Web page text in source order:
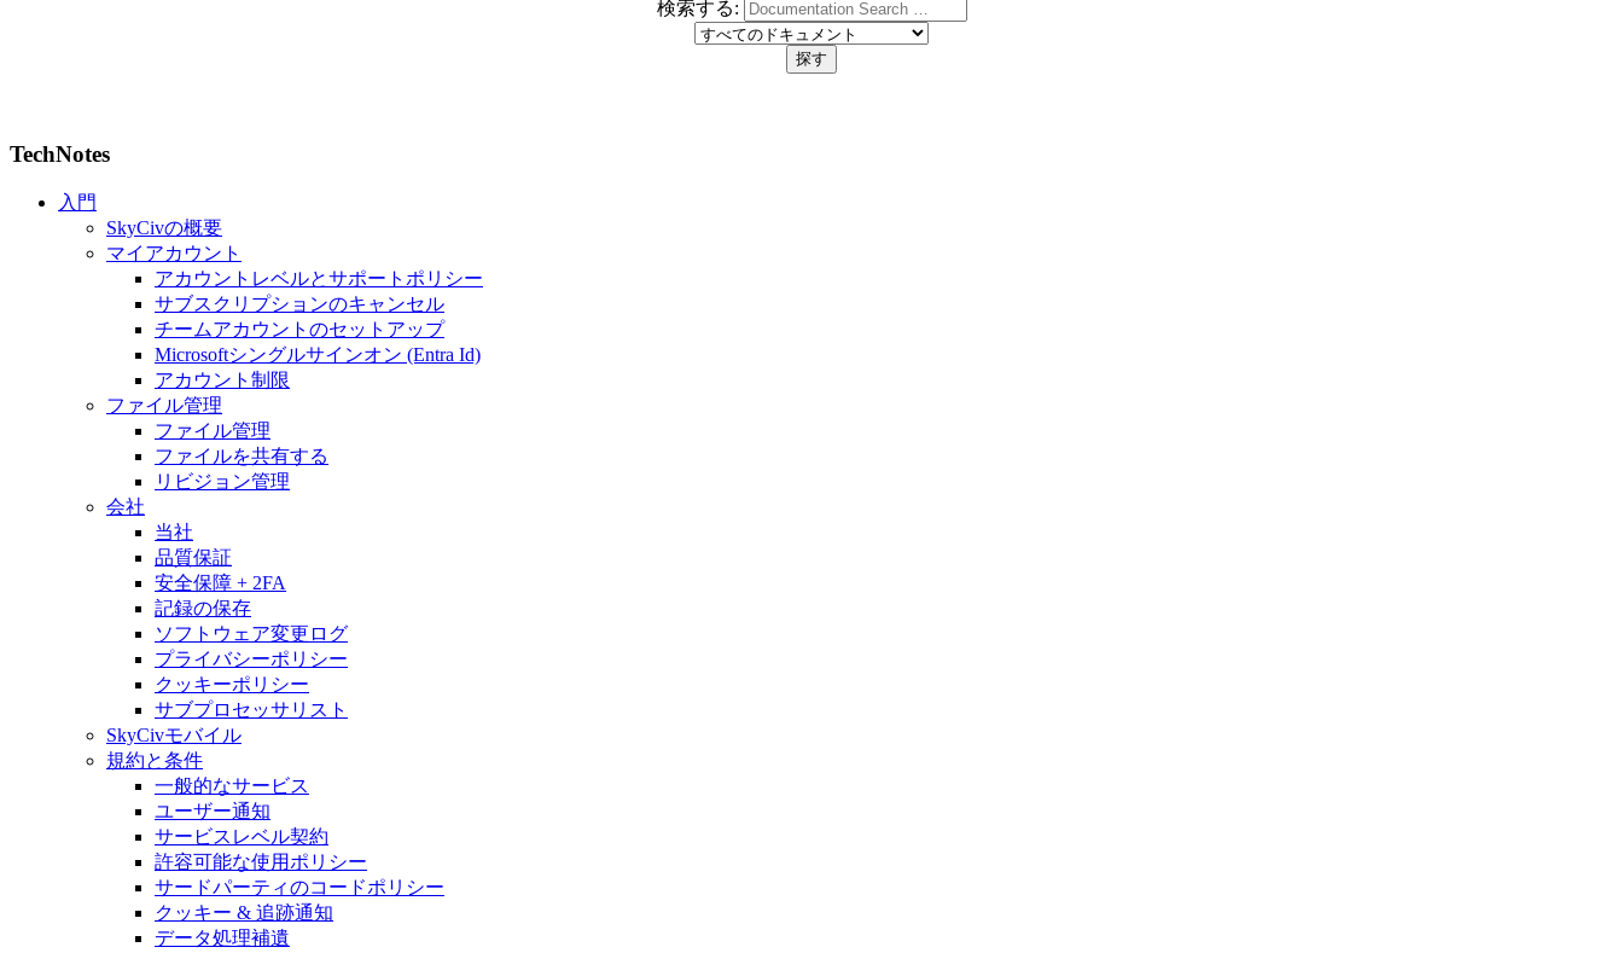
検索する:
TechNotes
入門
SkyCivの概要
マイアカウント
アカウントレベルとサポートポリシー
サブスクリプションのキャンセル
チームアカウントのセットアップ
Microsoftシングルサインオン (Entra Id)
アカウント制限
ファイル管理
ファイル管理
ファイルを共有する
リビジョン管理
会社
当社
品質保証
安全保障 + 2FA
記録の保存
ソフトウェア変更ログ
プライバシーポリシー
クッキーポリシー
サブプロセッサリスト
SkyCivモバイル
規約と条件
一般的なサービス
ユーザー通知
サービスレベル契約
許容可能な使用ポリシー
サードパーティのコードポリシー
クッキー & 追跡通知
データ処理補遺